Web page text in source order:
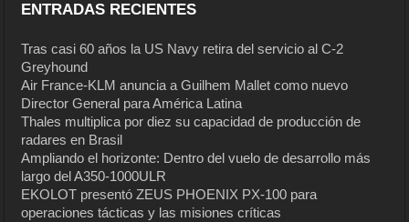
ENTRADAS RECIENTES
Tras casi 60 años la US Navy retira del servicio al C-2
Greyhound
Air France-KLM anuncia a Guilhem Mallet como nuevo
Director General para América Latina
Thales multiplica por diez su capacidad de producción de
radares en Brasil
Ampliando el horizonte: Dentro del vuelo de desarrollo más
largo del A350-1000ULR
EKOLOT presentó ZEUS PHOENIX PX-100 para
operaciones tácticas y las misiones críticas